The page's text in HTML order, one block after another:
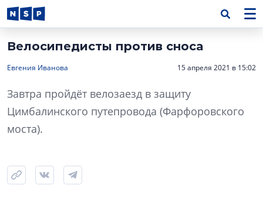
Велосипедисты против сноса
Евгения Иванова 15 апреля 2021 в 15:02
Завтра пройдёт велозаезд в защиту
Цимбалинского путепровода (Фарфоровского
моста).